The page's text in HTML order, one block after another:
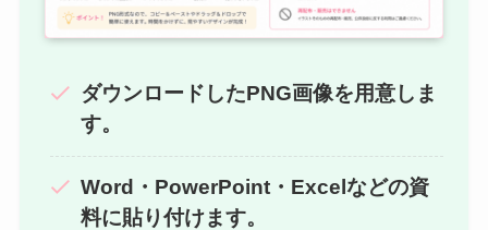
ダウンロードしたPNG画像を用意しま
す。
Word・PowerPoint・Excelなどの資
料に貼り付けます。